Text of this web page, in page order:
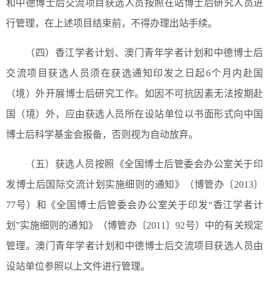
和中德博士后交流项目获选人员按照在站博士后研究人员进
行管理，在上述项目结束前，不得办理出站手续。
（四）香江学者计划、澳门青年学者计划和中德博士后
交流项目获选人员须在获选通知印发之日起6个月内赴国
（境）外开展博士后研究工作。如因不可抗因素无法按期赴
国（境）外，应由获选人员所在设站单位以书面形式向中国
博士后科学基金会报备，否则视为自动放弃。
（五）获选人员按照《全国博士后管委会办公室关于印
发博士后国际交流计划实施细则的通知》（博管办〔2013〕
77号）和《全国博士后管委会办公室关于印发“香江学者计
划”实施细则的通知》（博管办〔2011〕92号）中的有关规定
管理。澳门青年学者计划和中德博士后交流项目获选人员由
设站单位参照以上文件进行管理。